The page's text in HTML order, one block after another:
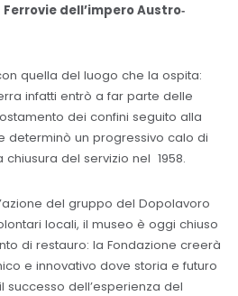
Ferrovie dell’impero Austro‐
quella del luogo che la ospita:
infatti entrò a far parte delle
dei confini seguito alla
determinò un progressivo calo di
del servizio nel 1958.
del gruppo del Dopolavoro
locali, il museo è oggi chiuso
di restauro: la Fondazione creerà
e innovativo dove storia e futuro
successo dell’esperienza del